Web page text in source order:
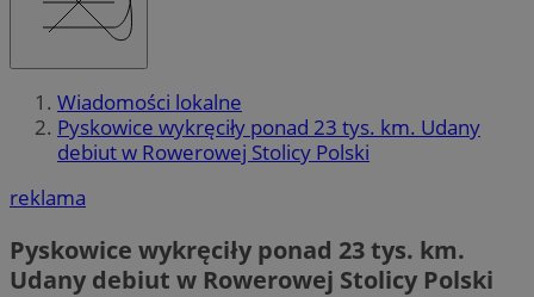
Wiadomości lokalne
Pyskowice wykręciły ponad 23 tys. km. Udany
debiut w Rowerowej Stolicy Polski
reklama
Pyskowice wykręciły ponad 23 tys. km.
Udany debiut w Rowerowej Stolicy Polski